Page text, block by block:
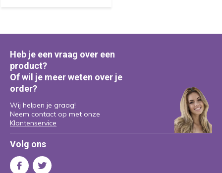
Heb je een vraag over een
product?
Of wil je meer weten over je
order?
Wij helpen je graag!
Neem contact op met onze
Klantenservice
Volg ons